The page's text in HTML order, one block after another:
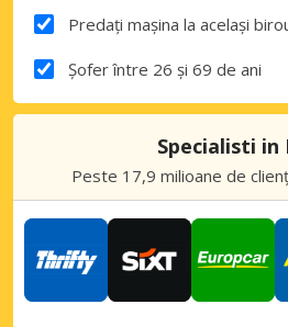
Predați mașina la același
Șofer între 26 și 69 de ani
Specialisti in
Peste 17,9 milioane de